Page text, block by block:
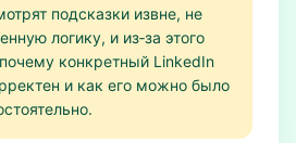
подсказки извне, не
логику, и из‑за этого
конкретный LinkedIn
и как его можно было